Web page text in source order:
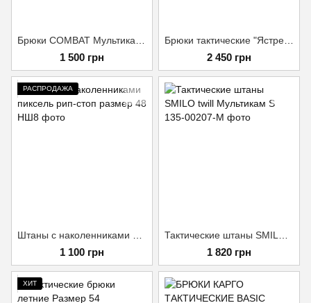
1 500 грн 2 450 грн
РАСПРОДАЖА
1 100 грн 1 820 грн
ХИТ